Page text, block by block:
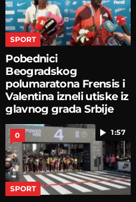
SPORT
Pobednici
Beogradskog
polumaratona Frensis i
Valentina izneli utiske iz
glavnog grada Srbije
1:57
0
SPORT